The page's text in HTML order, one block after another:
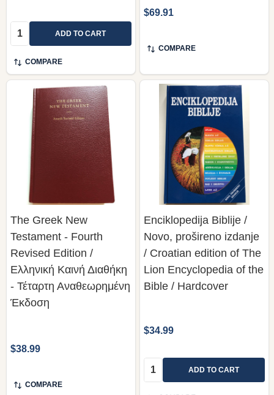
Quantity: ADD TO CART
COMPARE
$69.91
COMPARE
The Greek New
Testament - Fourth
Revised Edition /
Ελληνική Καινή Διαθήκη
- Τέταρτη Αναθεωρημένη
Έκδοση
$38.99
COMPARE
Enciklopedija Biblije /
Novo, prošireno izdanje
/ Croatian edition of The
Lion Encyclopedia of the
Bible / Hardcover
$34.99
Quantity: ADD TO CART